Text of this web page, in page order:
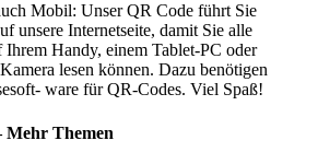
Mobil: Unser QR Code führt Sie
unsere Internetseite, damit Sie alle
Handy, einem Tablet-PC oder
lesen können. Dazu benötigen
ware für QR-Codes. Viel Spaß!
Themen